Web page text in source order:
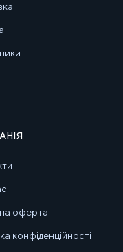
оферта
конфіденційності